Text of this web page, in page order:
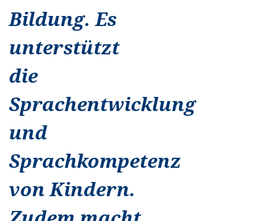
Bildung. Es
unterstützt
die
Sprachentwicklung
und
Sprachkompetenz
von Kindern.